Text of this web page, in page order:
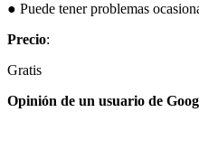
● Puede tener problemas
Precio:
Gratis
Opinión de un usuario de